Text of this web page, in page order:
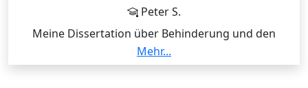
Peter S.
Meine Dissertation über Behinderung und den
Arbeitsmarkt verwendete Literatur aus den Bereichen
Philosophie (bes. Gerechtigkeitstheorie, Philosophie
Mehr...